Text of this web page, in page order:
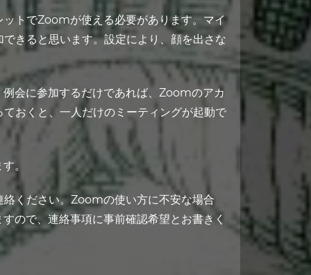
トでZoomが使える必要があります。マイ
きると思います。設定により、顔を出さな
会に参加するだけであれば、Zoomのアカ
おくと、一人だけのミーティングが起動で
。
ください。Zoomの使い方に不安な場合
ので、連絡事項に事前確認希望とお書きく